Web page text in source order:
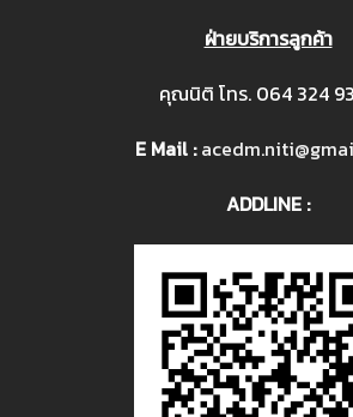
ฝ่ายบริการลูกค้า
คุณนิติ โทร. 064 324
E Mail :
ADDLINE :